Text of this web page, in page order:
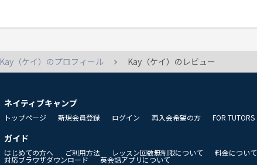
Kay（ケイ）のプロフィール Kay（ケイ）のレビュー
ネイティブキャンプ
トップページ 新規会員登録 ログイン 再入会希望の方 FOR TUTORS
ガイド
はじめての方へ ご利用方法 レッスン回数無制限について 料金について
対応ブラウザダウンロード 英会話アプリについて